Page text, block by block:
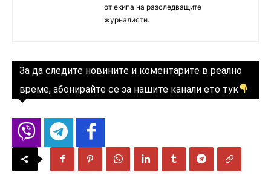
от екипа на разследващите
журналисти.
За да следите новините и коментарите в реално
време, абонирайте се за нашите канали ето тук